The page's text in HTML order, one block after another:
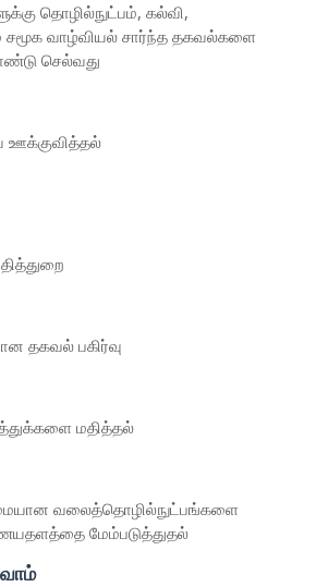
தொழில்நுட்பம், கல்வி,
சமூக வாழ்வியல் சார்ந்த தகவல்களை
செல்வது
ஊக்குவித்தல்
தகவல் பகிர்வு
மதித்தல்
வலைத்தொழில்நுட்பங்களை
மேம்படுத்துதல்